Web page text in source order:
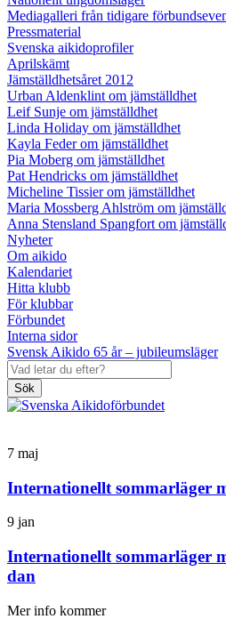
Mediagalleri från tidigare
Pressmaterial
Svenska aikidoprofiler
Aprilskämt
Jämställdhetsåret 2012
Urban Aldenklint om jämställdhet
Leif Sunje om jämställdhet
Linda Holiday om jämställdhet
Kayla Feder om jämställdhet
Pia Moberg om jämställdhet
Pat Hendricks om jämställdhet
Micheline Tissier om jämställdhet
Maria Mossberg Ahlström om
Anna Stensland Spangfort om
Nyheter
Om aikido
Kalendariet
Hitta klubb
För klubbar
Förbundet
Interna sidor
Svensk Aikido 65 år – jubileumsläger
Sök
7 maj
Internationellt sommarläger
9 jan
Internationellt sommarläger
dan
Mer info kommer